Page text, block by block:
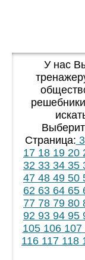
У нас
Страница: 3
17 18 19 20
32 33 34 35
47 48 49 50
62 63 64 65
77 78 79 80
92 93 94 95
105106107
116 117 118